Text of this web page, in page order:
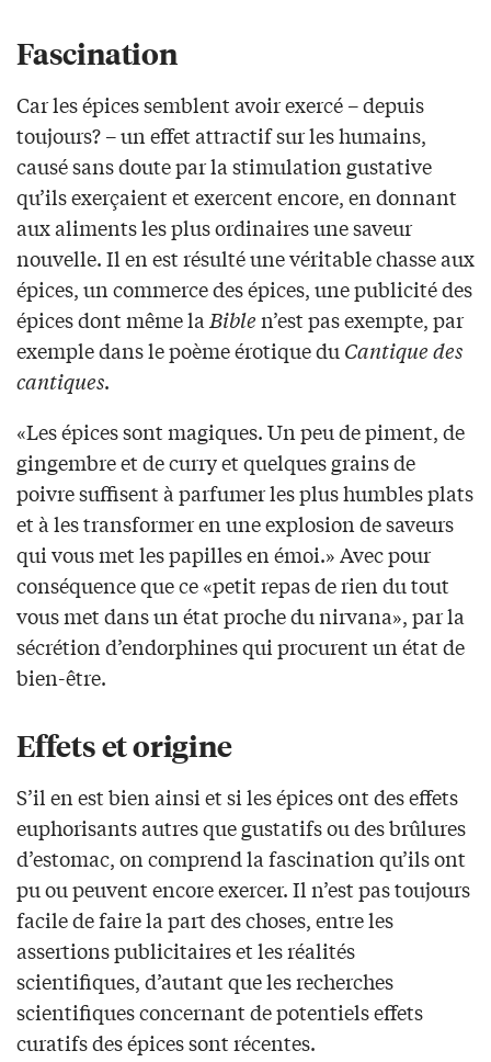
Fascination
Car les épices semblent avoir exercé – depuis
toujours? – un effet attractif sur les humains,
causé sans doute par la stimulation gustative
qu’ils exerçaient et exercent encore, en donnant
aux aliments les plus ordinaires une saveur
nouvelle. Il en est résulté une véritable chasse aux
épices, un commerce des épices, une publicité des
épices dont même laBiblen’est pas exempte, par
exemple dans le poème érotique duCantique des
cantiques.
«Les épices sont magiques. Un peu de piment, de
gingembre et de curry et quelques grains de
poivre suffisent à parfumer les plus humbles plats
et à les transformer en une explosion de saveurs
qui vous met les papilles en émoi.» Avec pour
conséquence que ce «petit repas de rien du tout
vous met dans un état proche du nirvana», par la
sécrétion d’endorphines qui procurent un état de
bien-être.
Effets et origine
S’il en est bien ainsi et si les épices ont des effets
euphorisants autres que gustatifs ou des brûlures
d’estomac, on comprend la fascination qu’ils ont
pu ou peuvent encore exercer. Il n’est pas toujours
facile de faire la part des choses, entre les
assertions publicitaires et les réalités
scientifiques, d’autant que les recherches
scientifiques concernant de potentiels effets
curatifs des épices sont récentes.